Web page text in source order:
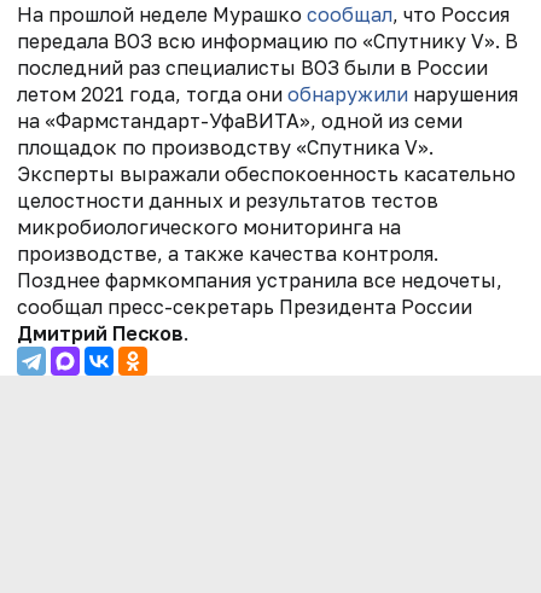
На прошлой неделе Мурашко сообщал, что Россия
передала ВОЗ всю информацию по «Спутнику V». В
последний раз специалисты ВОЗ были в России
летом 2021 года, тогда они обнаружили нарушения
на «Фармстандарт-УфаВИТА», одной из семи
площадок по производству «Спутника V».
Эксперты выражали обеспокоенность касательно
целостности данных и результатов тестов
микробиологического мониторинга на
производстве, а также качества контроля.
Позднее фармкомпания устранила все недочеты,
сообщал пресс-секретарь Президента России
Дмитрий Песков.